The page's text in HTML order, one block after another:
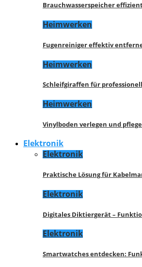
Brauchwasserspeicher
Heimwerken
Fugenreiniger effektiv
Heimwerken
Schleifgiraffen für
Heimwerken
Vinylboden verlegen und
Elektronik
Elektronik
Praktische Lösung für
Elektronik
Digitales Diktiergerät –
Elektronik
Smartwatches entdecken: